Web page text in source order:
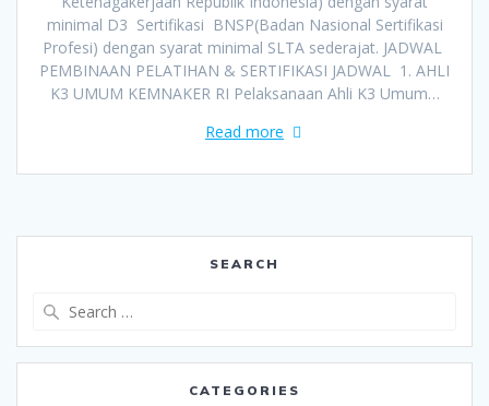
minimal D3 Sertifikasi BNSP(Badan Nasional Sertifikasi
Profesi) dengan syarat minimal SLTA sederajat. JADWAL
PEMBINAAN PELATIHAN & SERTIFIKASI JADWAL 1. AHLI
K3 UMUM KEMNAKER RI Pelaksanaan Ahli K3 Umum…
Read more
SEARCH
CATEGORIES